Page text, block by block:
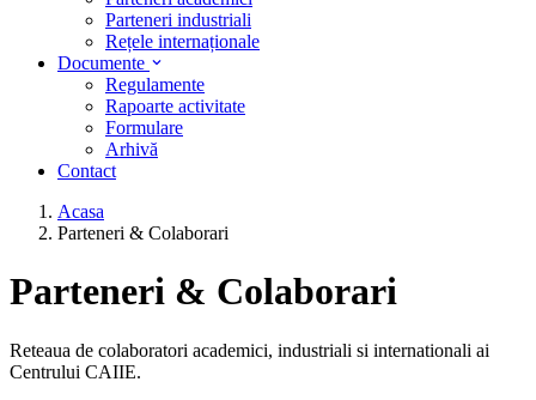
Parteneri industriali
Rețele internaționale
Documente
Regulamente
Rapoarte activitate
Formulare
Arhivă
Contact
Acasa
Parteneri & Colaborari
Parteneri & Colaborari
Reteaua de colaboratori academici, industriali si internationali ai
Centrului CAIIE.